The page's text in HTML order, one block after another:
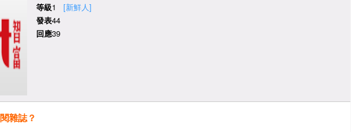
等級1
[新鮮人]
發表44
回應39
雜誌？